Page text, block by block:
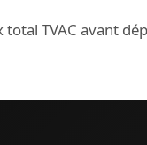
TVAC avant